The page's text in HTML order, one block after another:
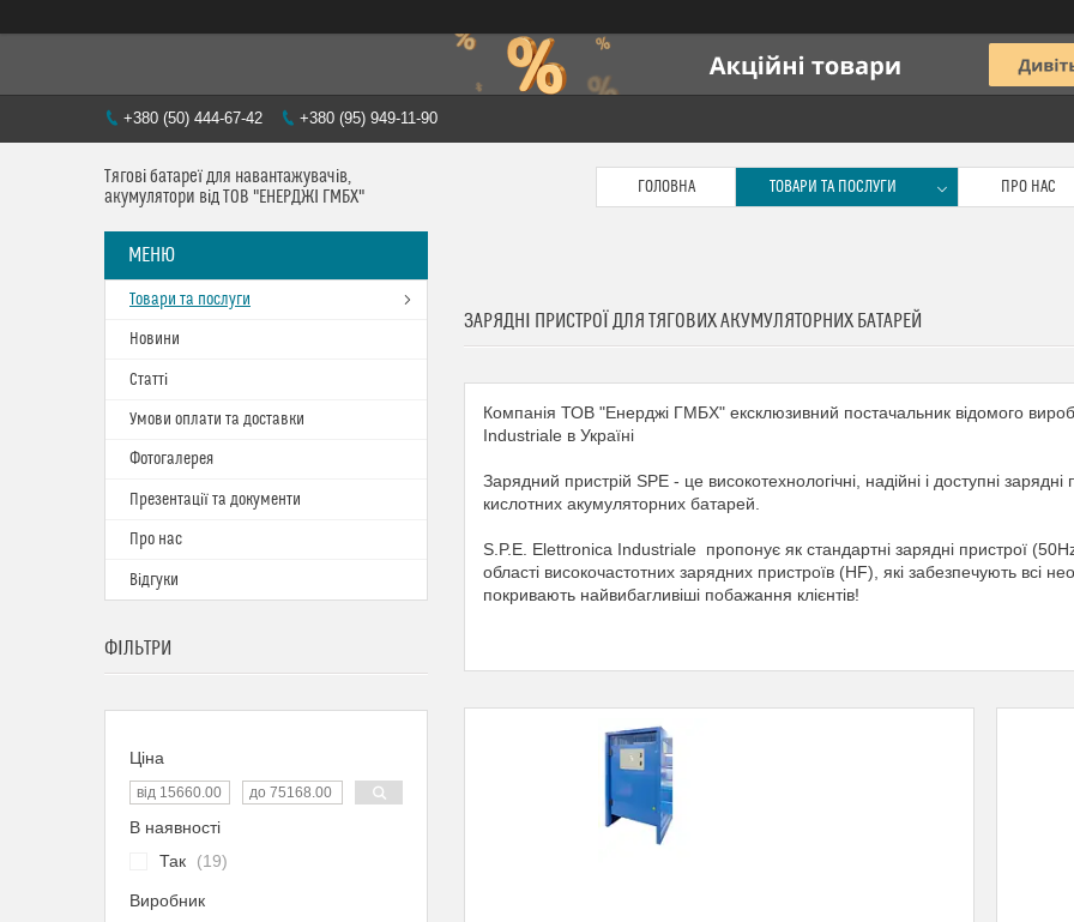
+380 (50) 444-67-42 +380 (95) 949-11-90
Тягові батареї для навантажувачів,
акумулятори від ТОВ "ЕНЕРДЖІ ГМБХ"
ГОЛОВНА ТОВАРИ ТА ПОСЛУГИ ПРО НАС
ЗАРЯДНІ ПРИСТРОЇ ДЛЯ ТЯГОВИХ АКУМУЛЯТОРНИХ БАТАРЕЙ
Компанія ТОВ "Енерджі ГМБХ" ексклюзивний постачальник відомого
Industriale в Україні
Зарядний пристрій SPE - це високотехнологічні, надійні і доступні зарядні
кислотних акумуляторних батарей.
S.P.E. Elettronica Industriale пропонує як стандартні зарядні пристрої
області високочастотних зарядних пристроїв (HF), які забезпечують всі
покривають найвибагливіші побажання клієнтів!
Товари та послуги
Новини
Статті
Умови оплати та доставки
Фотогалерея
Презентації та документи
Про нас
Відгуки
ФІЛЬТРИ
Ціна
В наявності
Так
19
Виробник